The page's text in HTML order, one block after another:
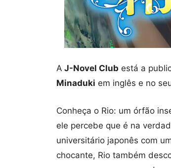
A J-Novel Club está a
Minaduki em inglês e no
Conheça o Rio: um órfão
ele percebe que é na
universitário japonês com
chocante, Rio também